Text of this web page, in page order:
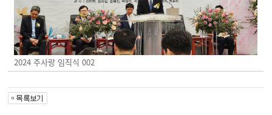
2024 주사랑 임직식 002